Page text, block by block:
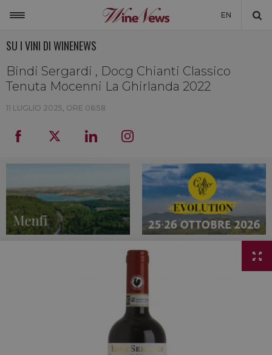
EN
MONDO
NON SOLO VINO
LA CANTINA DI WINENEWS
DICONO DI NOI
WINENEWS TV
SU I VINI DI WINENEWS
Bindi Sergardi , Docg Chianti Classico
Tenuta Mocenni La Ghirlanda 2022
11 LUGLIO 2025, ORE 06:58